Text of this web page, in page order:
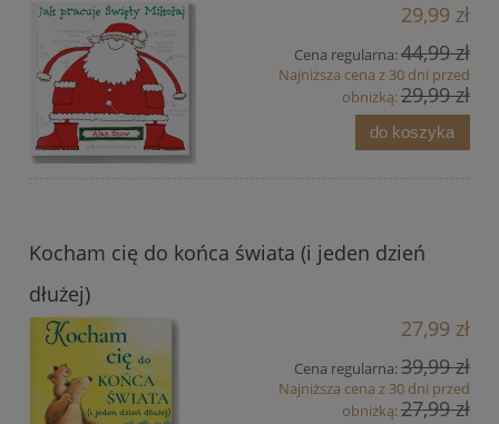
29,99 zł
Cena regularna:44,99 zł
Najniższa cena z 30 dni przed
obniżką:29,99 zł
do koszyka
Kocham cię do końca świata (i jeden dzień
dłużej)
27,99 zł
Cena regularna:39,99 zł
Najniższa cena z 30 dni przed
obniżką:27,99 zł